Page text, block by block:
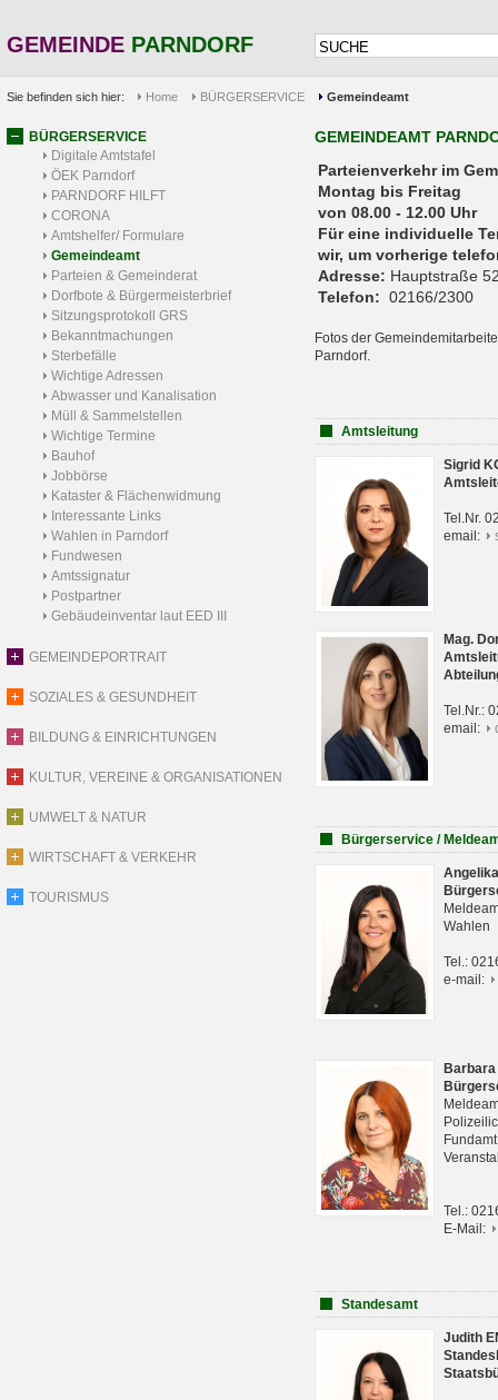
GEMEINDE PARNDORF
Sie befinden sich hier: Home BÜRGERSERVICE Gemeindeamt
BÜRGERSERVICE
Digitale Amtstafel
ÖEK Parndorf
PARNDORF HILFT
CORONA
Amtshelfer/ Formulare
Gemeindeamt
Parteien & Gemeinderat
Dorfbote & Bürgermeisterbrief
Sitzungsprotokoll GRS
Bekanntmachungen
Sterbefälle
Wichtige Adressen
Abwasser und Kanalisation
Müll & Sammelstellen
Wichtige Termine
Bauhof
Jobbörse
Kataster & Flächenwidmung
Interessante Links
Wahlen in Parndorf
Fundwesen
Amtssignatur
Postpartner
Gebäudeinventar laut EED III
GEMEINDEPORTRAIT
SOZIALES & GESUNDHEIT
BILDUNG & EINRICHTUNGEN
KULTUR, VEREINE & ORGANISATIONEN
UMWELT & NATUR
WIRTSCHAFT & VERKEHR
TOURISMUS
GEMEINDEAMT
Parteienverkehr
Montag bis Freitag
von 08.00 - 12.00 Uhr
Für eine individuelle
wir, um vorherige
Adresse: Hauptstraße
Telefon: 02166/2300
Fotos der
Parndorf.
Amtsleitung
Sigrid
Tel.Nr.
email:
Mag.
Tel.Nr.:
email:
Bürgerservice /
Wahlen
Tel.:
e-mail:
Tel.:
E-Mail:
Standesamt
Judith